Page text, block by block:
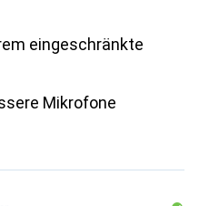
eingeschränkte
Mikrofone